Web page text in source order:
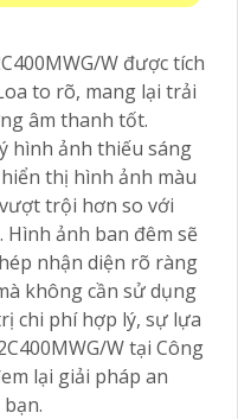
W được tích
to rõ, mang lại trải
âm thanh tốt.
hình ảnh thiếu sáng
thị hình ảnh màu
trội hơn so với
ảnh ban đêm sẽ
nhận diện rõ ràng
không cần sử dụng
chi phí hợp lý, sự lựa
W tại Công
lại giải pháp an